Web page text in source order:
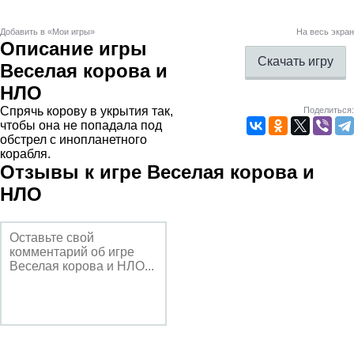
Добавить в «Мои игры» На весь экран
Описание игры
Веселая корова и
НЛО
Спрячь корову в укрытия так,
чтобы она не попадала под
обстрел с инопланетного
корабля.
Скачать игру
Поделиться:
Отзывы к игре Веселая корова и
НЛО